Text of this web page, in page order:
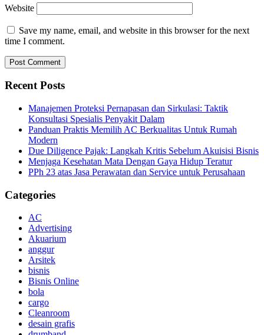
Website
Save my name, email, and website in this browser for the next
time I comment.
Recent Posts
Manajemen Proteksi Pernapasan dan Sirkulasi: Taktik
Konsultasi Spesialis Penyakit Dalam
Panduan Praktis Memilih AC Berkualitas Untuk Rumah
Modern
Due Diligence Pajak: Langkah Kritis Sebelum Akuisisi Bisnis
Menjaga Kesehatan Mata Dengan Gaya Hidup Teratur
PPh 23 atas Jasa Perawatan dan Service untuk Perusahaan
Categories
AC
Advertising
Akuarium
anggur
Arsitek
bisnis
Bisnis Online
bola
cargo
Cleanroom
desain grafis